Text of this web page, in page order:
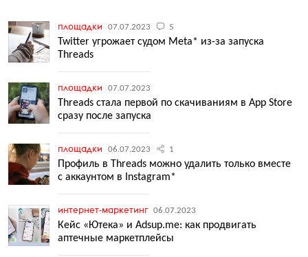
площадки 07.07.2023 5
Twitter угрожает судом Meta* из-за запуска
Threads
площадки 07.07.2023
Threads стала первой по скачиваниям в App Store
сразу после запуска
площадки 06.07.2023 1
Профиль в Threads можно удалить только вместе
с аккаунтом в Instagram*
интернет-маркетинг 06.07.2023
Кейс «Ютека» и Adsup.me: как продвигать
аптечные маркетплейсы